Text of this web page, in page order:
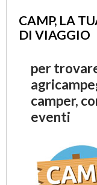
CAMP, LA
DI VIAGGIO
per
camper,
eventi